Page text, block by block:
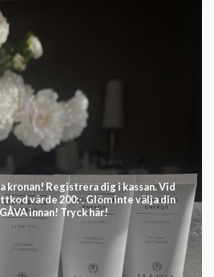
kronan! Registrera dig i kassan. Vid
värde 200:-. Glöm inte välja din
innan! Tryck här!